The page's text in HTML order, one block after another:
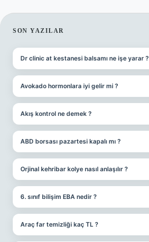
SIDEBAR
SON YAZILAR
Dr clinic at kestanesi balsamı ne işe yarar ?
Avokado hormonlara iyi gelir mi ?
Akış kontrol ne demek ?
ABD borsası pazartesi kapalı mı ?
Orjinal kehribar kolye nasıl anlaşılır ?
6. sınıf bilişim EBA nedir ?
Araç far temizliği kaç TL ?